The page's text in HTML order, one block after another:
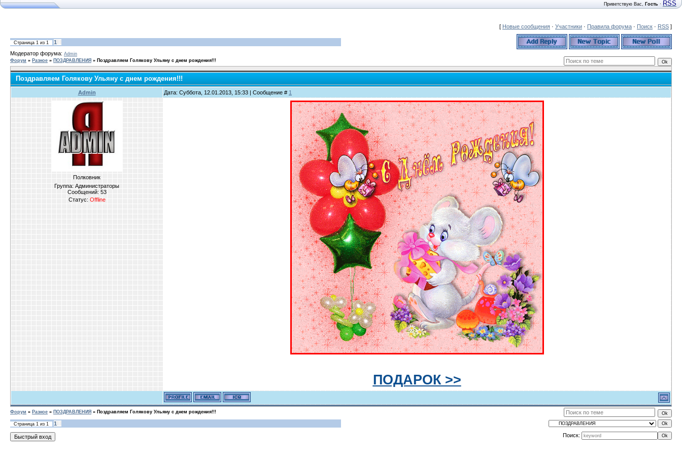
Приветствую Вас, Гость · RSS
[ Новые сообщения · Участники · Правила форума · Поиск · RSS ]
Страница 1 из 1
1
Модератор форума: Admin
Форум » Разное » ПОЗДРАВЛЕНИЯ » Поздравляем Голякову Ульяну с днем рождения!!!
Поздравляем Голякову Ульяну с днем рождения!!!
Admin Дата: Суббота, 12.01.2013, 15:33 | Сообщение # 1
Полковник
Группа: Администраторы
Сообщений: 53
Статус: Offline
ПОДАРОК >>
Форум » Разное » ПОЗДРАВЛЕНИЯ » Поздравляем Голякову Ульяну с днем рождения!!!
Страница 1 из 1
1
Поиск: